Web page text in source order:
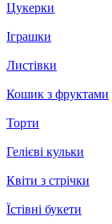
Цукерки
Іграшки
Листівки
Кошик з фруктами
Торти
Гелієві кульки
Квіти з стрічки
Їстівні букети